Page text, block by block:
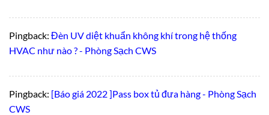
Pingback: Đèn UV diệt khuẩn không khí trong hệ thống
HVAC như nào ? - Phòng Sạch CWS
Pingback: [Báo giá 2022 ]Pass box tủ đưa hàng - Phòng Sạch
CWS